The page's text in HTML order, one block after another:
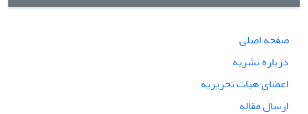
صفحه اصلی
درباره نشریه
اعضای هیات تحریریه
ارسال مقاله